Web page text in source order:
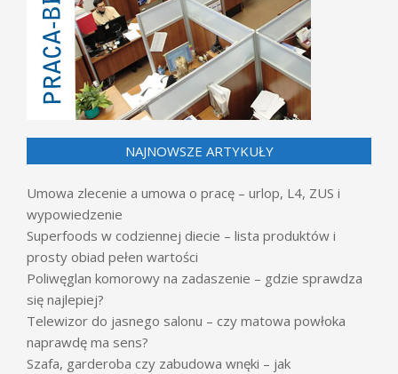
NAJNOWSZE ARTYKUŁY
Umowa zlecenie a umowa o pracę – urlop, L4, ZUS i
wypowiedzenie
Superfoods w codziennej diecie – lista produktów i
prosty obiad pełen wartości
Poliwęglan komorowy na zadaszenie – gdzie sprawdza
się najlepiej?
Telewizor do jasnego salonu – czy matowa powłoka
naprawdę ma sens?
Szafa, garderoba czy zabudowa wnęki – jak